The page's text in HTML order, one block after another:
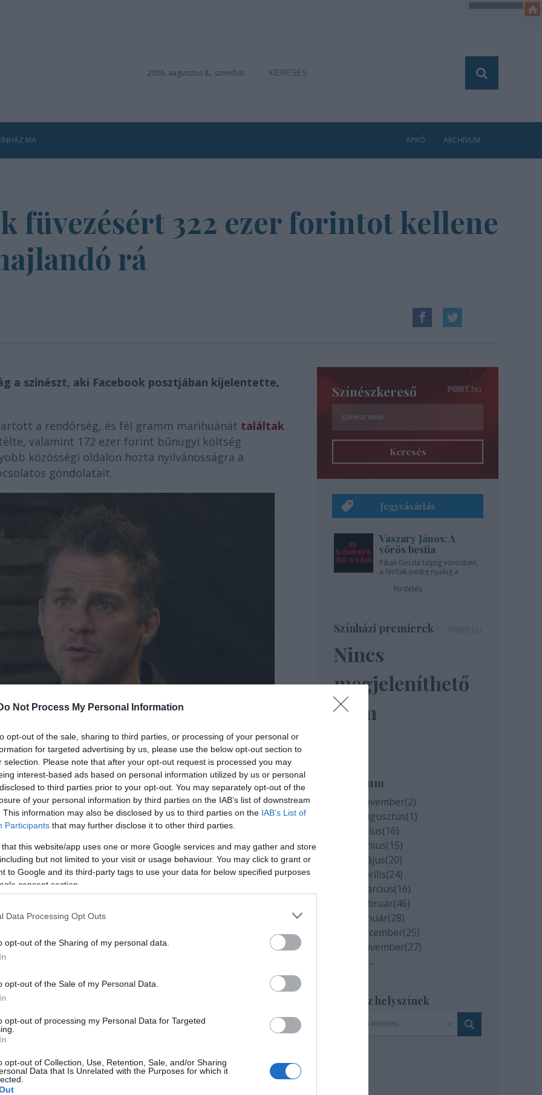
Not Process My Personal Information
opt-out of the sale, sharing to third parties, or processing of your personal or
for targeted advertising by us, please use the below opt-out section to
selection. Please note that after your opt-out request is processed you may
interest-based ads based on personal information utilized by us or personal
to third parties prior to your opt-out. You may separately opt-out of the
of your personal information by third parties on the IAB’s list of downstream
This information may also be disclosed by us to third parties on the IAB’s List of
Participants that may further disclose it to other third parties.
that this website/app uses one or more Google services and may gather and store
but not limited to your visit or usage behaviour. You may click to grant or
to Google and its third-party tags to use your data for below specified purposes
consent section.
Data Processing Opt Outs
opt-out of the Sharing of my personal data.
opt-out of the Sale of my Personal Data.
opt-out of processing my Personal Data for Targeted
opt-out of Collection, Use, Retention, Sale, and/or Sharing
Data that Is Unrelated with the Purposes for which it
2026. augusztus 8., szombat
MA APRÓ ARCHÍVUM
füvezésért 322 ezer forintot kellene
rá
a színészt, aki Facebook posztjában kijelentette,
a rendőrség, és fél gramm marihuánát találtak
valamint 172 ezer forint bűnügyi költség
közösségi oldalon hozta nyilvánosságra a
gondolatait.
költség)= 322 000Ft!
és elszívásáért.
gyógyszerfüggő otthoni LEGÁLIS gyereknevelési
után büntetőjogi felelősségem tudatában
mint a legálisan fogyasztható alkohol vagy a receptre
anti depresszánsok (Xanax és társai)....
kijelentem hogy minden nap szívok és fogok szívni
be....!
vagyok egészséges környezetben nevelni a gyerekeimet!
Színészkereső
Keresés
Jegyvásárlás
Vaszary János: A
vörös bestia
Pikali Gerda talpig vörösben,
a férfiak pedig nyakig a
hirdetés
Színházi premierek
Nincs
megjeleníthető
elem
Archívum
2020 november(2)
2020 augusztus(1)
2020 július(16)
2020 június(15)
2020 május(20)
2020 április(24)
2020 március(16)
2020 február(46)
2020 január(28)
2019 december(25)
2019 november(27)
...
Szinház helyszínek